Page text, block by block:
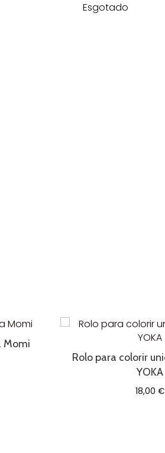
Esgotado
Momi
Rolo para colorir
YOKA
18,00 €